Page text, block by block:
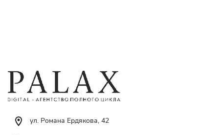
ул. Романа Ердякова, 42